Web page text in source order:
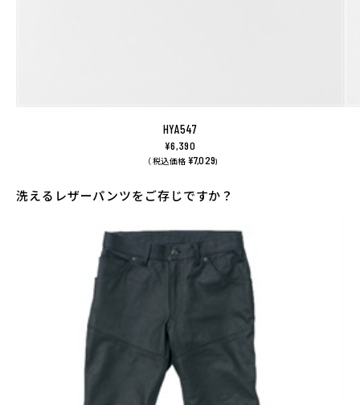
HYA547
¥6,390
（ 税込価格 ¥7,029)
洗えるレザーパンツをご存じですか？